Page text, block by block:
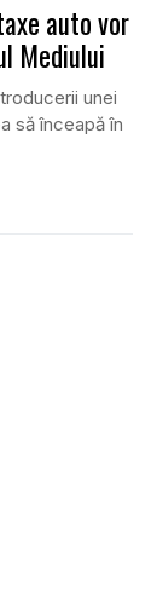
auto vor
Mediului
unei
să înceapă în